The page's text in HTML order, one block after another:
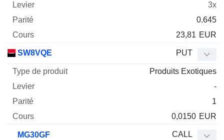
3x
0.645
23,81 EUR
SW8VQE PUT
Produits Exotiques
-
1
0,0150 EUR
MG30GF CALL